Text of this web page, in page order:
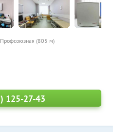
Профсоюзная (805 м)
125-27-43